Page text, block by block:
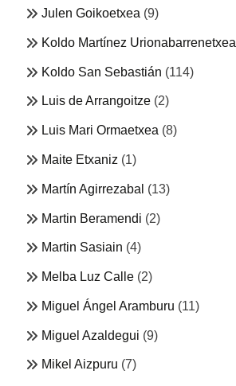
Julen Goikoetxea (9)
Koldo Martínez Urionabarrenetxea
Koldo San Sebastián (114)
Luis de Arrangoitze (2)
Luis Mari Ormaetxea (8)
Maite Etxaniz (1)
Martín Agirrezabal (13)
Martin Beramendi (2)
Martin Sasiain (4)
Melba Luz Calle (2)
Miguel Ángel Aramburu (11)
Miguel Azaldegui (9)
Mikel Aizpuru (7)